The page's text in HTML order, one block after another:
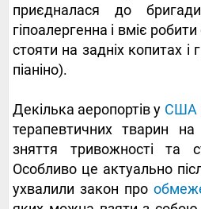
приєдналася до
гіпоалергенна і вміє
стояти на задніх копитах і
піаніно).
Декілька аеропортів у США
терапевтичних тварин на
зняття тривожності та
Особливо це актуально
ухвалили закон про